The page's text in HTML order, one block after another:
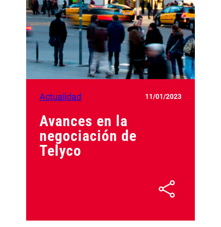
Actualidad 11/01/2023
Avances en la
negociación de
Telyco